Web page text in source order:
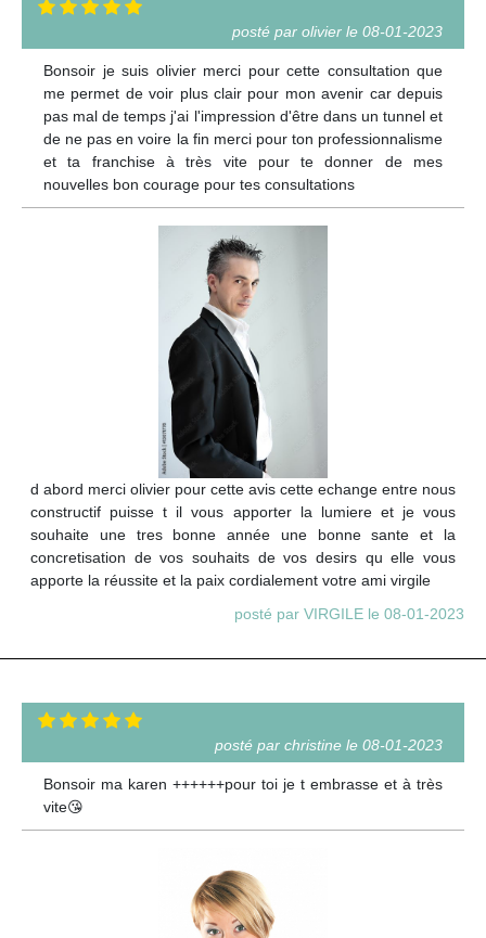
posté par olivier le 08-01-2023
Bonsoir je suis olivier merci pour cette consultation que
me permet de voir plus clair pour mon avenir car depuis
pas mal de temps j'ai l'impression d'être dans un tunnel et
de ne pas en voire la fin merci pour ton professionnalisme
et ta franchise à très vite pour te donner de mes
nouvelles bon courage pour tes consultations
d abord merci olivier pour cette avis cette echange entre nous
constructif puisse t il vous apporter la lumiere et je vous
souhaite une tres bonne année une bonne sante et la
concretisation de vos souhaits de vos desirs qu elle vous
apporte la réussite et la paix cordialement votre ami virgile
posté par VIRGILE le 08-01-2023
posté par christine le 08-01-2023
Bonsoir ma karen ++++++pour toi je t embrasse et à très
vite😘